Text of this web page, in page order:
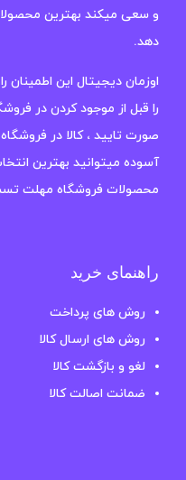
و سعی میکند بهترین
دهد.
اوزمان دیجیتال این
را قبل از موجود کردن در
صورت تایید ، کالا در
آسوده میتوانید بهترین
محصولات فروشگاه مهلت
راهنمای خرید
روش های پرداخت
روش های ارسال کالا
لغو و بازگشت کالا
ضمانت اصالت کالا